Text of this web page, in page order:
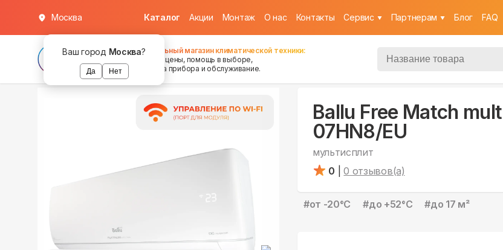
Ваш город Москва?
Да Нет
Москва Каталог Акции Монтаж О нас Контакты Cервис Партнерам Блог FAQ
Федеральный магазин климатической техники:
хорошие цены, помощь в выборе,
установка прибора и обслуживание.
Ballu Free Match
07HN8/EU
мультисплит
0
0 отзывов(а)
#от -20°С #до +52°С #до 17 м²
в наличии
в наличии